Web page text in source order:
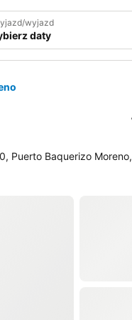
wyjazd
daty
Puerto Baquerizo Moreno,